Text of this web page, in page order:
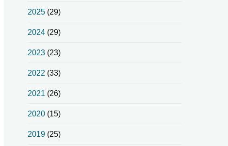
2025(29)
2024(29)
2023(23)
2022 (33)
2021 (26)
2020(15)
2019(25)